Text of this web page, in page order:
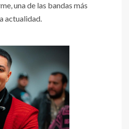
una de las bandas más
actualidad.